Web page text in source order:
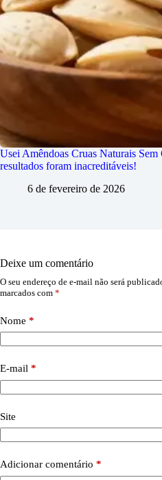
Usei Amêndoas Cruas Naturais Sem
resultados foram inacreditáveis!
6 de fevereiro de 2026
Deixe um comentário
O seu endereço de e-mail não será
marcados com *
Nome *
E-mail *
Site
Adicionar comentário *